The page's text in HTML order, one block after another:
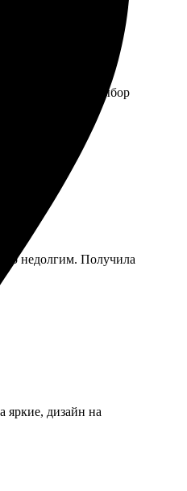
понятным. Выбор
недолгим. Получила
яркие, дизайн на